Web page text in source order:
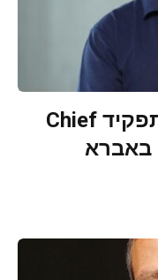
ליאור רוזנטל מונה לתפקיד Chief